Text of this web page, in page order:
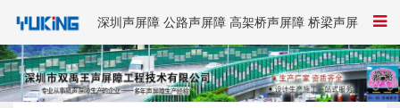
深圳声屏障 公路声屏障 高架桥声屏障 桥梁声屏
障-双禹王